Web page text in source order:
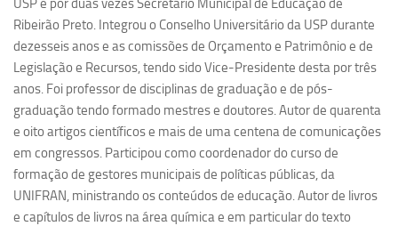
USP e por duas vezes Secretário Municipal de Educação de
Ribeirão Preto. Integrou o Conselho Universitário da USP durante
dezesseis anos e as comissões de Orçamento e Patrimônio e de
Legislação e Recursos, tendo sido Vice-Presidente desta por três
anos. Foi professor de disciplinas de graduação e de pós-
graduação tendo formado mestres e doutores. Autor de quarenta
e oito artigos científicos e mais de uma centena de comunicações
em congressos. Participou como coordenador do curso de
formação de gestores municipais de políticas públicas, da
UNIFRAN, ministrando os conteúdos de educação. Autor de livros
e capítulos de livros na área química e em particular do texto